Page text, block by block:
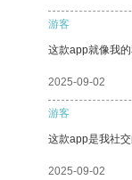
游客
这款app就像我
2025-09-02
游客
这款app是我社
2025-09-02